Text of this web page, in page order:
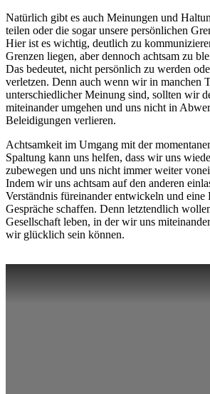
Natürlich gibt es auch Meinungen und
teilen oder die sogar unsere persönlichen
Hier ist es wichtig, deutlich zu
Grenzen liegen, aber dennoch achtsam zu
Das bedeutet, nicht persönlich zu werden
verletzen. Denn auch wenn wir in manchen
unterschiedlicher Meinung sind, sollten wir
miteinander umgehen und uns nicht in
Beleidigungen verlieren.
Achtsamkeit im Umgang mit der
Spaltung kann uns helfen, dass wir uns
zubewegen und uns nicht immer weiter
Indem wir uns achtsam auf den anderen
Verständnis füreinander entwickeln und
Gespräche schaffen. Denn letztendlich
Gesellschaft leben, in der wir uns
wir glücklich sein können.